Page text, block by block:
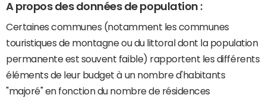
A propos des données de population :
Certaines communes (notamment les communes
touristiques de montagne ou du littoral dont la population
permanente est souvent faible) rapportent les différents
éléments de leur budget à un nombre d'habitants
"majoré" en fonction du nombre de résidences